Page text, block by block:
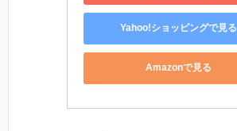
Yahoo!ショッピングで見る
Amazonで見る